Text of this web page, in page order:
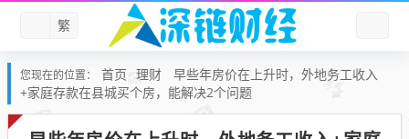
繁
您现在的位置： 首页 理财
早些年房价在上升时，外地务工收入
+家庭存款在县城买个房，能解决2个问题